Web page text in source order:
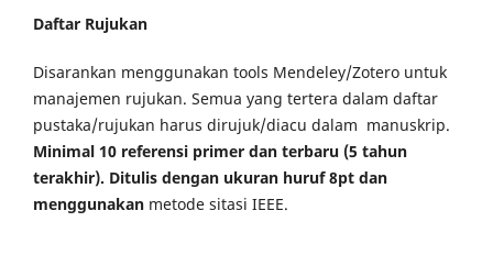
Daftar Rujukan
Disarankan menggunakan tools Mendeley/Zotero untuk
manajemen rujukan. Semua yang tertera dalam daftar
pustaka/rujukan harus dirujuk/diacu dalam manuskrip.
Minimal 10 referensi primer dan terbaru(5 tahun
terakhir). Ditulis dengan ukuran huruf 8pt dan
menggunakan metode sitasi IEEE.